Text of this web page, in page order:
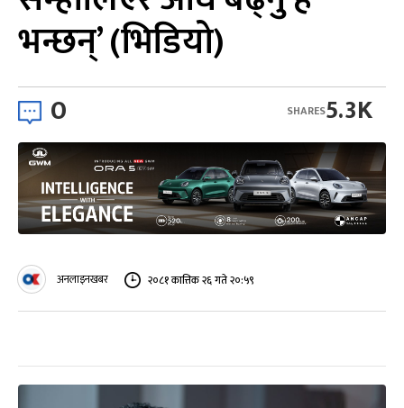
भन्छन्’ (भिडियो)
0 5.3K
SHARES
अनलाइनखबर २०८१ कात्तिक २६ गते २०:५९